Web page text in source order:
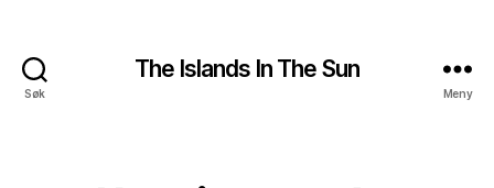
Søk
The Islands In The Sun
Meny